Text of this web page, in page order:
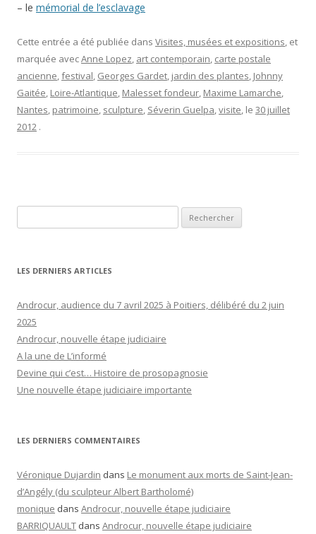
– le mémorial de l’esclavage
Cette entrée a été publiée dans Visites, musées et expositions, et
marquée avecAnne Lopez, art contemporain, carte postale
ancienne,festival, Georges Gardet, jardin des plantes, Johnny
Gaitée, Loire-Atlantique, Malesset fondeur, Maxime Lamarche,
Nantes, patrimoine, sculpture, Séverin Guelpa,visite, le 30 juillet
2012 .
LES DERNIERS ARTICLES
Androcur, audience du 7 avril 2025 à Poitiers, délibéré du 2 juin
2025
Androcur, nouvelle étape judiciaire
A la une de L’informé
Devine qui c’est… Histoire de prosopagnosie
Une nouvelle étape judiciaire importante
LES DERNIERS COMMENTAIRES
Véronique Dujardin dans Le monument aux morts de Saint-Jean-
d’Angély (du sculpteur Albert Bartholomé)
monique dans Androcur, nouvelle étape judiciaire
BARRIQUAULT dans Androcur, nouvelle étape judiciaire